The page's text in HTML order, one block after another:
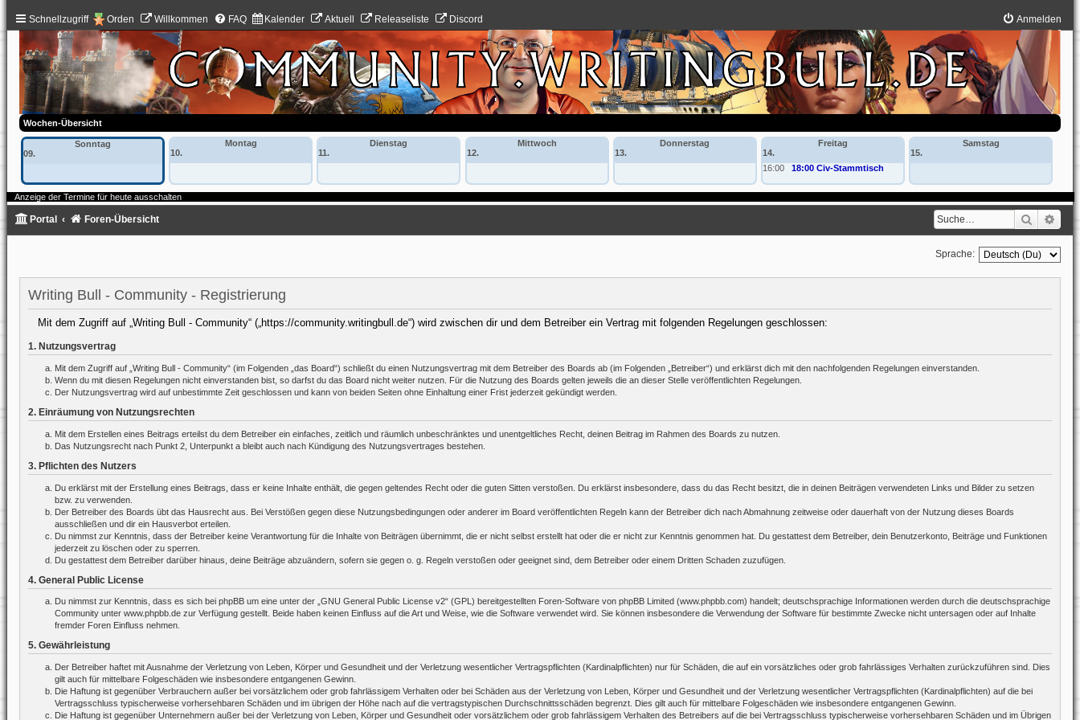
Schnellzugriff Orden Willkommen FAQ Kalender Aktuell Releaseliste Discord Anmelden
Wochen-Übersicht
Sonntag
09.
Montag
10.
Dienstag
11.
Mittwoch
12.
Donnerstag
13.
Freitag
14.
16:00
18:00 Civ-Stammtisch
Samstag
15.
Anzeige der Termine für heute ausschalten
Suche
Portal Foren-Übersicht
Sprache:
Writing Bull - Community - Registrierung
Mit dem Zugriff auf „Writing Bull - Community“ („https://community.writingbull.de“) wird zwischen dir und dem Betreiber ein Vertrag mit folgenden Regelungen geschlossen:
1. Nutzungsvertrag
Mit dem Zugriff auf „Writing Bull - Community“ (im Folgenden „das Board“) schließt du einen Nutzungsvertrag mit dem Betreiber des Boards ab (im Folgenden „Betreiber“) und erklärst dich mit den nachfolgenden Regelungen einverstanden.
Wenn du mit diesen Regelungen nicht einverstanden bist, so darfst du das Board nicht weiter nutzen. Für die Nutzung des Boards gelten jeweils die an dieser Stelle veröffentlichten Regelungen.
Der Nutzungsvertrag wird auf unbestimmte Zeit geschlossen und kann von beiden Seiten ohne Einhaltung einer Frist jederzeit gekündigt werden.
2. Einräumung von Nutzungsrechten
Mit dem Erstellen eines Beitrags erteilst du dem Betreiber ein einfaches, zeitlich und räumlich unbeschränktes und unentgeltliches Recht, deinen Beitrag im Rahmen des Boards zu nutzen.
Das Nutzungsrecht nach Punkt 2, Unterpunkt a bleibt auch nach Kündigung des Nutzungsvertrages bestehen.
3. Pflichten des Nutzers
Du erklärst mit der Erstellung eines Beitrags, dass er keine Inhalte enthält, die gegen geltendes Recht oder die guten Sitten verstoßen. Du erklärst insbesondere, dass du das Recht besitzt, die in deinen Beiträgen verwendeten Links und Bilder zu setzen
bzw. zu verwenden.
Der Betreiber des Boards übt das Hausrecht aus. Bei Verstößen gegen diese Nutzungsbedingungen oder anderer im Board veröffentlichten Regeln kann der Betreiber dich nach Abmahnung zeitweise oder dauerhaft von der Nutzung dieses Boards
ausschließen und dir ein Hausverbot erteilen.
Du nimmst zur Kenntnis, dass der Betreiber keine Verantwortung für die Inhalte von Beiträgen übernimmt, die er nicht selbst erstellt hat oder die er nicht zur Kenntnis genommen hat. Du gestattest dem Betreiber, dein Benutzerkonto, Beiträge und Funktionen
jederzeit zu löschen oder zu sperren.
Du gestattest dem Betreiber darüber hinaus, deine Beiträge abzuändern, sofern sie gegen o. g. Regeln verstoßen oder geeignet sind, dem Betreiber oder einem Dritten Schaden zuzufügen.
4. General Public License
Du nimmst zur Kenntnis, dass es sich bei phpBB um eine unter der „ GNU General Public License v2“ (GPL) bereitgestellten Foren-Software von phpBB Limited (www.phpbb.com) handelt; deutschsprachige Informationen werden durch die deutschsprachige
Community unter www.phpbb.de zur Verfügung gestellt. Beide haben keinen Einfluss auf die Art und Weise, wie die Software verwendet wird. Sie können insbesondere die Verwendung der Software für bestimmte Zwecke nicht untersagen oder auf Inhalte
fremder Foren Einfluss nehmen.
5. Gewährleistung
Der Betreiber haftet mit Ausnahme der Verletzung von Leben, Körper und Gesundheit und der Verletzung wesentlicher Vertragspflichten (Kardinalpflichten) nur für Schäden, die auf ein vorsätzliches oder grob fahrlässiges Verhalten zurückzuführen sind. Dies
gilt auch für mittelbare Folgeschäden wie insbesondere entgangenen Gewinn.
Die Haftung ist gegenüber Verbrauchern außer bei vorsätzlichem oder grob fahrlässigem Verhalten oder bei Schäden aus der Verletzung von Leben, Körper und Gesundheit und der Verletzung wesentlicher Vertragspflichten (Kardinalpflichten) auf die bei
Vertragsschluss typischerweise vorhersehbaren Schäden und im übrigen der Höhe nach auf die vertragstypischen Durchschnittsschäden begrenzt. Dies gilt auch für mittelbare Folgeschäden wie insbesondere entgangenen Gewinn.
Die Haftung ist gegenüber Unternehmern außer bei der Verletzung von Leben, Körper und Gesundheit oder vorsätzlichem oder grob fahrlässigem Verhalten des Betreibers auf die bei Vertragsschluss typischerweise vorhersehbaren Schäden und im Übrigen